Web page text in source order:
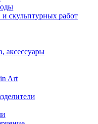
скульптурных работ
аксессуары
Art